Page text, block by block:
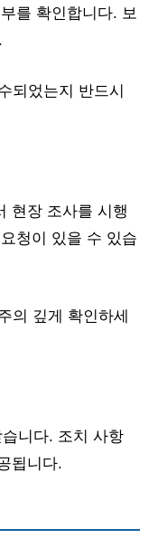
를 확인합니다. 보
되었는지 반드시
현장 조사를 시행
청이 있을 수 있습
의 깊게 확인하세
니다. 조치 사항
됩니다.